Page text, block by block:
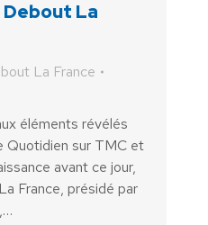
La
La France
éléments révélés
Quotidien sur TMC et
avant ce jour,
France, présidé par